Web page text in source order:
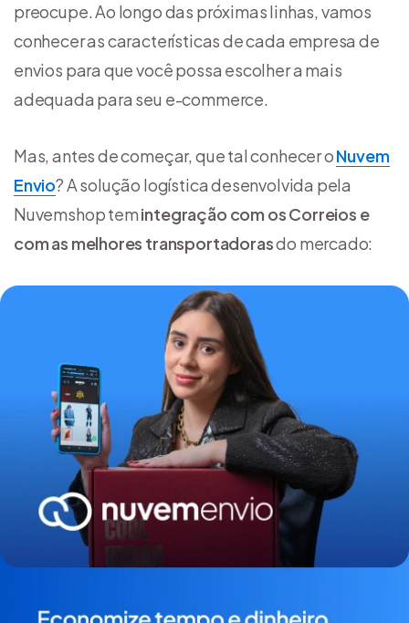
preocupe. Ao longo das próximas linhas, vamos
conhecer as características de cada empresa de
envios para que você possa escolher a mais
adequada para seu e-commerce.
Mas, antes de começar, que tal conhecer oNuvem
Envio? A solução logística desenvolvida pela
Nuvemshop temintegração com os Correios e
com as melhores transportadorasdo mercado: